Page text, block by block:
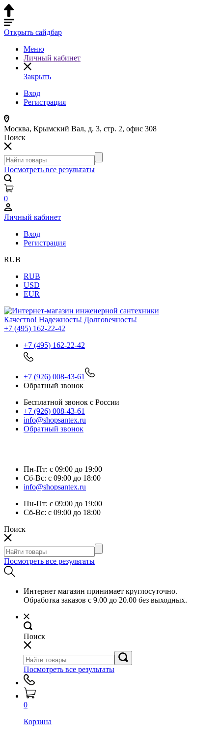
Открыть сайдбар
Меню
Личный кабинет
Закрыть
Вход
Регистрация
Москва, Крымский Вал, д. 3, стр. 2, офис 308
Поиск
Посмотреть все результаты
0
Личный кабинет
Вход
Регистрация
RUB
RUB
USD
EUR
Качество! Надежность! Долговечность!
+7 (495) 162-22-42
+7 (495) 162-22-42
+7 (926) 008-43-61
Обратный звонок
Бесплатной звонок с России
+7 (926) 008-43-61
info@shopsantex.ru
Обратный звонок
Пн-Пт: с 09:00 до 19:00
Сб-Вс: с 09:00 до 18:00
info@shopsantex.ru
Пн-Пт: с 09:00 до 19:00
Сб-Вс: с 09:00 до 18:00
Поиск
Посмотреть все результаты
Интернет магазин принимает круглосуточно.
Обработка заказов с 9.00 до 20.00 без выходных.
Поиск
Посмотреть все результаты
0
Корзина